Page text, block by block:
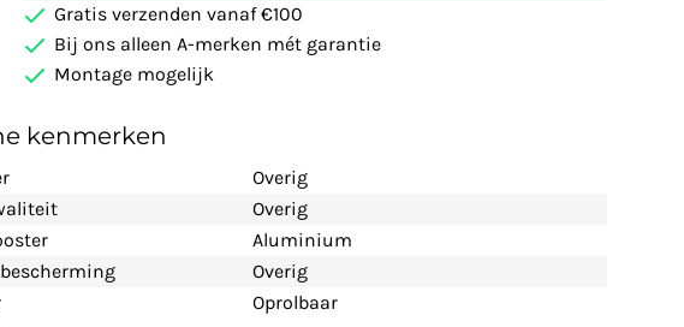
Gratis verzenden vanaf €100
Bij ons alleen A-merken mét garantie
Montage mogelijk
kenmerken
Overig
Overig
Aluminium
Overig
Oprolbaar